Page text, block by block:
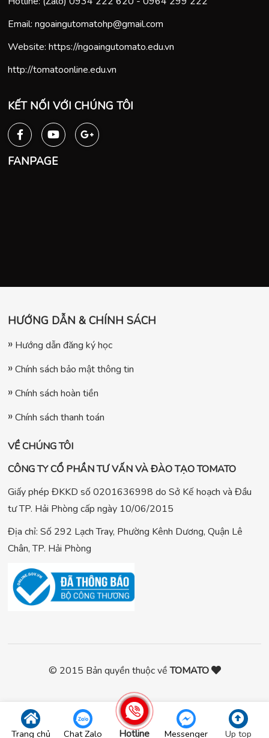
Email: ngoaingutomatohp@gmail.com
Website: https://ngoaingutomato.edu.vn
http://tomatoonline.edu.vn
KẾT NỐI VỚI CHÚNG TÔI
FANPAGE
HƯỚNG DẪN & CHÍNH SÁCH
Hướng dẫn đăng ký học
Chính sách bảo mật thông tin
Chính sách hoàn tiền
Chính sách thanh toán
VỀ CHÚNG TÔI
CÔNG TY CỔ PHẦN TƯ VẤN VÀ ĐÀO TẠO TOMATO
Giấy phép ĐKKD số 0201636998 do Sở Kế hoạch và Đầu
tư TP. Hải Phòng cấp ngày 10/06/2015
Địa chỉ: Số 292 Lạch Tray, Phường Kênh Dương, Quận Lê
Chân, TP. Hải Phòng
© 2015 Bản quyền thuộc vềTOMATO
Trang chủ Chat Zalo Hotline Messenger Up top